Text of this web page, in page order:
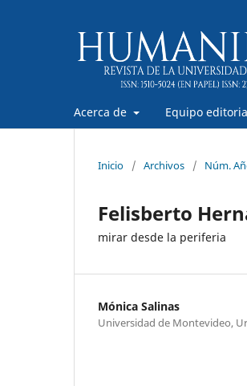
Acerca de Equipo
Inicio / Archivos / Núm.
Felisberto
mirar desde la periferia
Mónica Salinas
Universidad de Montevideo,